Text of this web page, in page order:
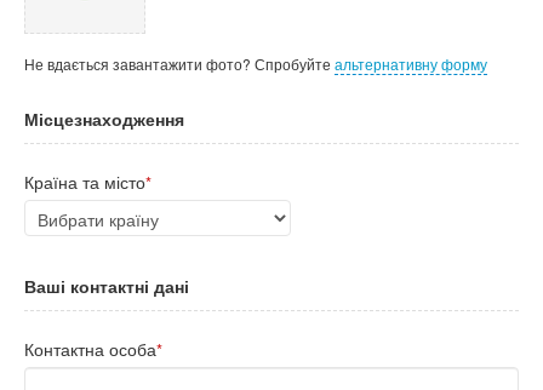
Не вдається завантажити фото? Спробуйте альтернативну форму
Місцезнаходження
Країна та місто*
Ваші контактні дані
Контактна особа*